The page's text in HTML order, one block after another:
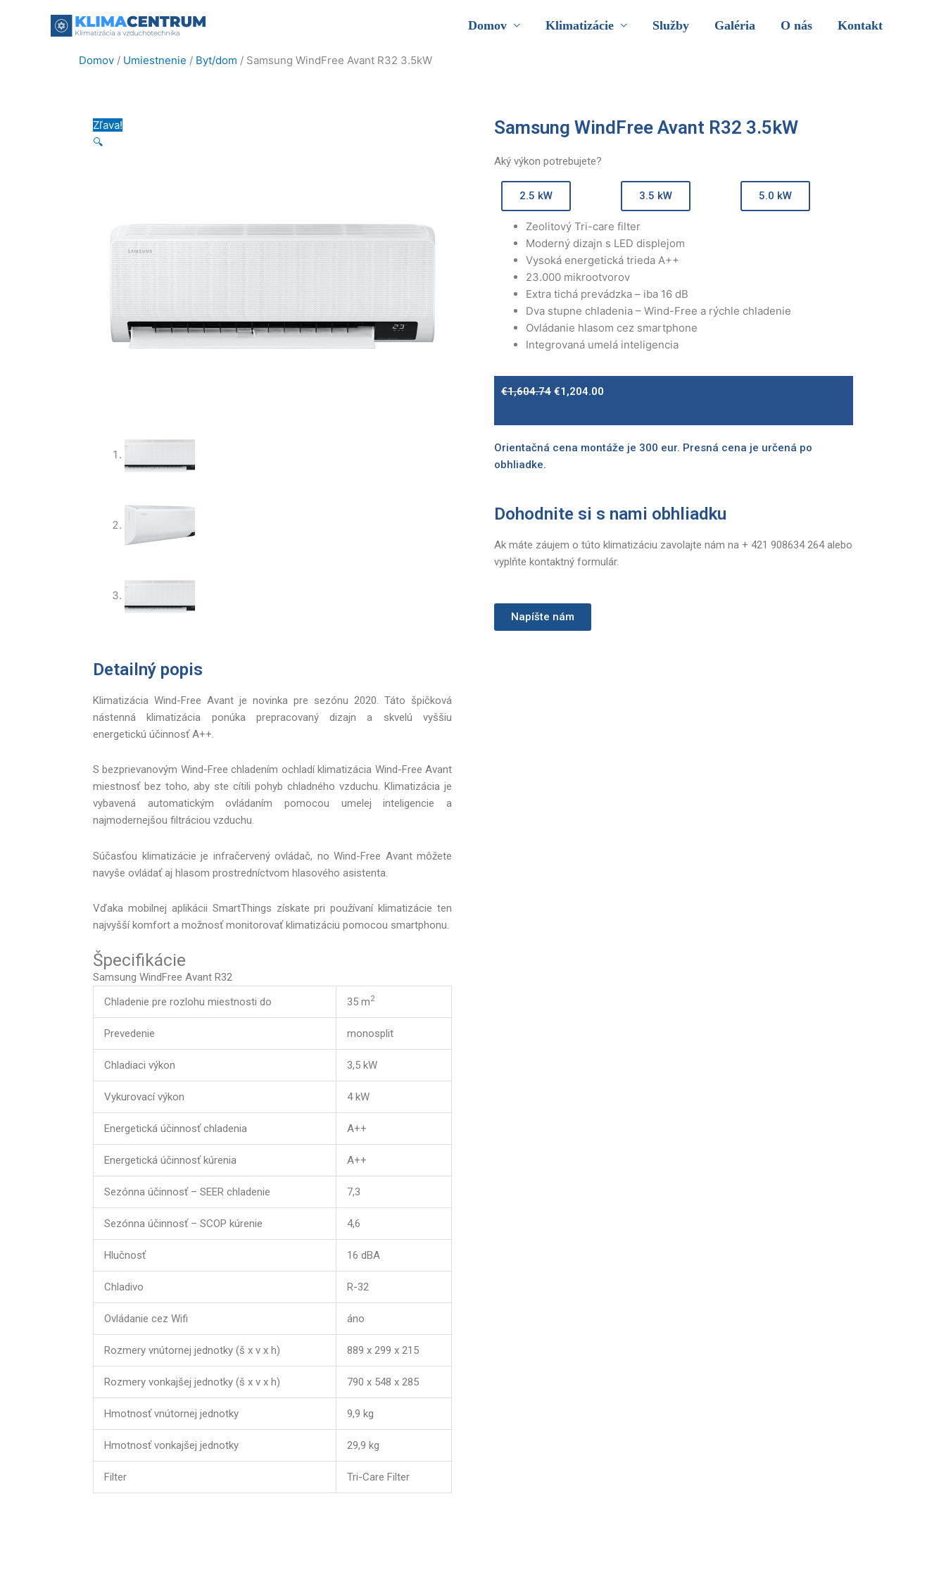
Domov Klimatizácie Služby Galéria O nás Kontakt
Domov / Umiestnenie / Byt/dom / Samsung WindFree Avant R32 3.5kW
Zľava!
🔍
Detailný popis
Klimatizácia Wind-Free Avant je novinka pre sezónu 2020. Táto špičková
nástenná klimatizácia ponúka prepracovaný dizajn a skvelú vyššiu
energetickú účinnosť A++.
S bezprievanovým Wind-Free chladením ochladí klimatizácia Wind-Free Avant
miestnosť bez toho, aby ste cítili pohyb chladného vzduchu. Klimatizácia je
vybavená automatickým ovládaním pomocou umelej inteligencie a
najmodernejšou filtráciou vzduchu.
Súčasťou klimatizácie je infračervený ovládač, no Wind-Free Avant môžete
navyše ovládať aj hlasom prostredníctvom hlasového asistenta.
Vďaka mobilnej aplikácii SmartThings získate pri používaní klimatizácie ten
najvyšší komfort a možnosť monitorovať klimatizáciu pomocou smartphonu.
Špecifikácie
Samsung WindFree Avant R32
Chladenie pre rozlohu miestnosti do
35 m2
Prevedenie monosplit
Chladiaci výkon 3,5 kW
Vykurovací výkon 4 kW
Energetická účinnosť chladenia A++
Energetická účinnosť kúrenia A++
Sezónna účinnosť – SEER chladenie 7,3
Sezónna účinnosť – SCOP kúrenie 4,6
Hlučnosť 16 dBA
Chladivo R-32
Ovládanie cez Wifi áno
Rozmery vnútornej jednotky (š x v x h) 889 x 299 x 215
Rozmery vonkajšej jednotky (š x v x h) 790 x 548 x 285
Hmotnosť vnútornej jednotky 9,9 kg
Hmotnosť vonkajšej jednotky 29,9 kg
Filter Tri-Care Filter
Samsung WindFree Avant R32 3.5kW
Aký výkon potrebujete?
2.5 kW 3.5 kW 5.0 kW
Zeolitový Tri-care filter
Moderný dizajn s LED displejom
Vysoká energetická trieda A++
23.000 mikrootvorov
Extra tichá prevádzka – iba 16 dB
Dva stupne chladenia – Wind-Free a rýchle chladenie
Ovládanie hlasom cez smartphone
Integrovaná umelá inteligencia
€1,604.74
price
€1,204.00
Orientačná cena montáže je 300 eur. Presná cena je určená po
obhliadke.
Dohodnite si s nami obhliadku
Ak máte záujem o túto klimatizáciu zavolajte nám na + 421 908634 264 alebo
vyplňte kontaktný formulár.
Napíšte nám